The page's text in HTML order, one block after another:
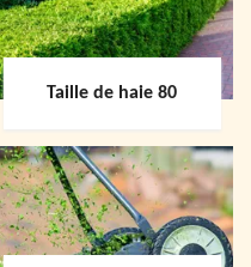
Taille de haie 80